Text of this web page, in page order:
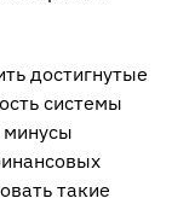
достигнутые
системы
минусы
такие